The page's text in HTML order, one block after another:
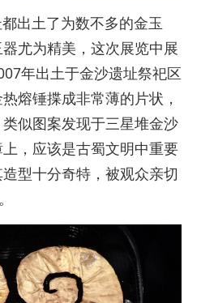
出土了为数不多的金玉
尤为精美，这次展览中展
年出土于金沙遗址祭祀区
熔锤揲成非常薄的片状，
似图案发现于三星堆金沙
，应该是古蜀文明中重要
型十分奇特，被观众亲切